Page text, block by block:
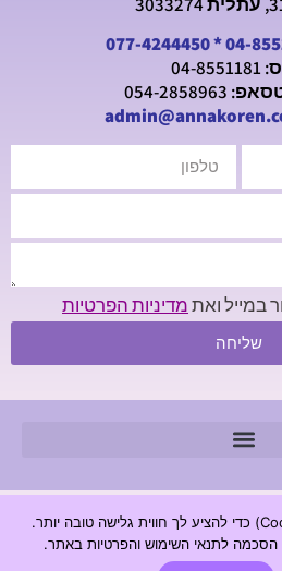
04-
*
077-4244450
2858963
במייל ואתמדיניות הפרטיות
שליחה
שמורות - חנה קורן מכון לגרפולוגיה |
מדיניות פרטיות
אנו משתמשים בעוגיות (Cookies) כדי להציע לך חווית גלישה טובה יותר.
לתנאי השימוש והפרטיות באתר.